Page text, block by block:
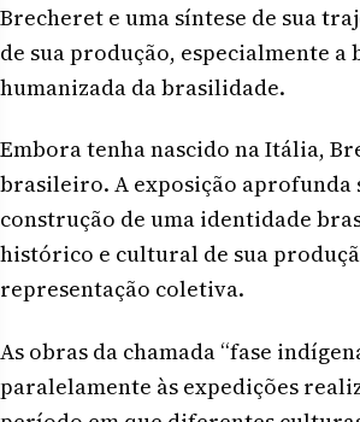
Brecheret e uma síntese de sua
de sua produção, especialmente
humanizada da brasilidade.
Embora tenha nascido na Itália,
brasileiro. A exposição aprofunda
construção de uma identidade
histórico e cultural de sua
representação coletiva.
As obras da chamada “fase
paralelamente às expedições